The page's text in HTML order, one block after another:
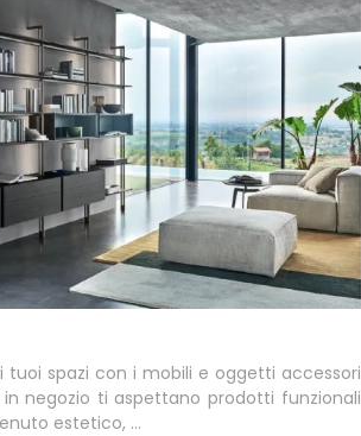
tuoi spazi con i mobili e oggetti accessori
in negozio ti aspettano prodotti funzionali
estetico, ...